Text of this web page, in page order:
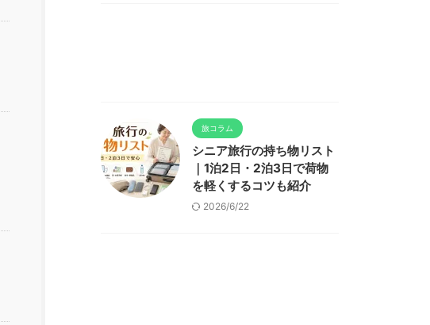
旅コラム
シニア旅行の持ち物リスト
｜1泊2日・2泊3日で荷物
を軽くするコツも紹介
2026/6/22